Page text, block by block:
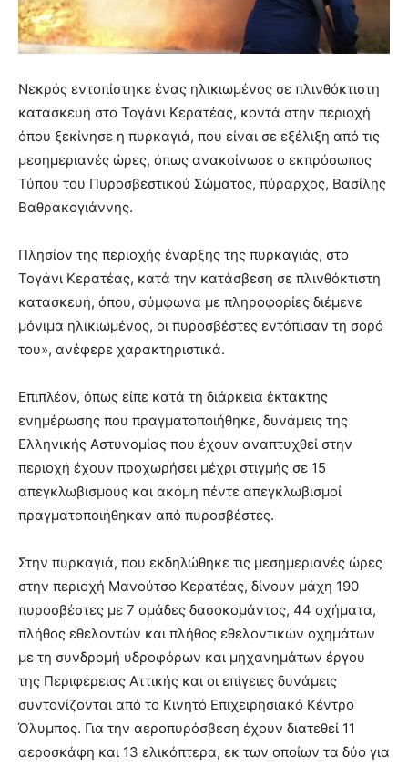
Νεκρός εντοπίστηκε ένας ηλικιωμένος σε πλινθόκτιστη
κατασκευή στο Τογάνι Κερατέας, κοντά στην περιοχή
όπου ξεκίνησε η πυρκαγιά, που είναι σε εξέλιξη από τις
μεσημεριανές ώρες, όπως ανακοίνωσε ο εκπρόσωπος
Τύπου του Πυροσβεστικού Σώματος, πύραρχος, Βασίλης
Βαθρακογιάννης.
Πλησίον της περιοχής έναρξης της πυρκαγιάς, στο
Τογάνι Κερατέας, κατά την κατάσβεση σε πλινθόκτιστη
κατασκευή, όπου, σύμφωνα με πληροφορίες διέμενε
μόνιμα ηλικιωμένος, οι πυροσβέστες εντόπισαν τη σορό
του», ανέφερε χαρακτηριστικά.
Επιπλέον, όπως είπε κατά τη διάρκεια έκτακτης
ενημέρωσης που πραγματοποιήθηκε, δυνάμεις της
Ελληνικής Αστυνομίας που έχουν αναπτυχθεί στην
περιοχή έχουν προχωρήσει μέχρι στιγμής σε 15
απεγκλωβισμούς και ακόμη πέντε απεγκλωβισμοί
πραγματοποιήθηκαν από πυροσβέστες.
Στην πυρκαγιά, που εκδηλώθηκε τις μεσημεριανές ώρες
στην περιοχή Μανούτσο Κερατέας, δίνουν μάχη 190
πυροσβέστες με 7 ομάδες δασοκομάντος, 44 οχήματα,
πλήθος εθελοντών και πλήθος εθελοντικών οχημάτων
με τη συνδρομή υδροφόρων και μηχανημάτων έργου
της Περιφέρειας Αττικής και οι επίγειες δυνάμεις
συντονίζονται από το Κινητό Επιχειρησιακό Κέντρο
Όλυμπος. Για την αεροπυρόσβεση έχουν διατεθεί 11
αεροσκάφη και 13 ελικόπτερα, εκ των οποίων τα δύο για